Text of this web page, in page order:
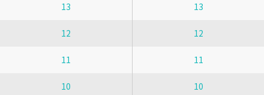
13 13
12 12
11 11
10 10